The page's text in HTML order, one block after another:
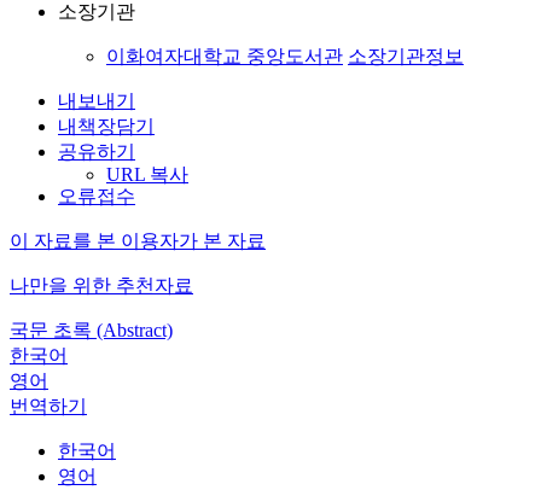
소장기관
이화여자대학교 중앙도서관 소장기관정보
내보내기
내책장담기
공유하기
URL 복사
오류접수
이 자료를 본 이용자가 본 자료
나만을 위한 추천자료
국문 초록 (Abstract)
한국어
영어
번역하기
한국어
영어